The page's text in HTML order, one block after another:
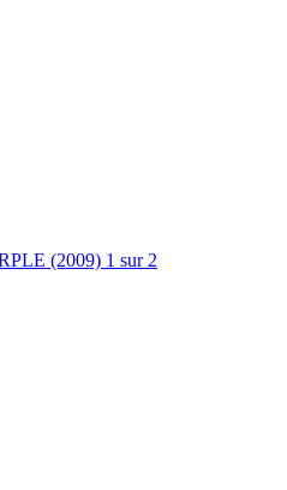
(2009) 1 sur 2